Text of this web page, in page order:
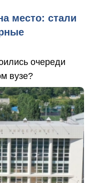
место: стали
очереди
вузе?